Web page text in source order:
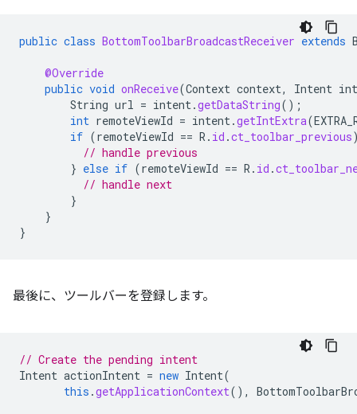
public class BottomToolbarBroadcastReceiver extends
@Override
public void onReceive(Context context, Intent
String url = intent .getDataString();
int remoteViewId = intent .getIntExtra(
if (remoteViewId == R . id .ct_toolbar_previous
// handle previous
} else if (remoteViewId == R . id .
// handle next
}
}
}
最後に、ツールバーを登録します。
// Create the pending intent
Intent actionIntent = new Intent(
this .getApplicationContext(),